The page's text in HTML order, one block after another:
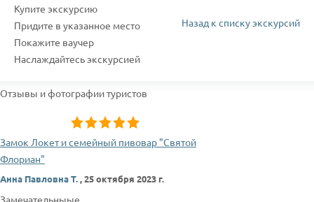
Купите экскурсию
Придите в указанное место
Покажите ваучер
Наслаждайтесь экскурсией
Назад к списку экскурсий
Отзывы и фотографии туристов
Замок Локет и семейный пивовар "Святой
Флориан"
Анна Павловна Т.,25 октября 2023 г.
Замечательныые